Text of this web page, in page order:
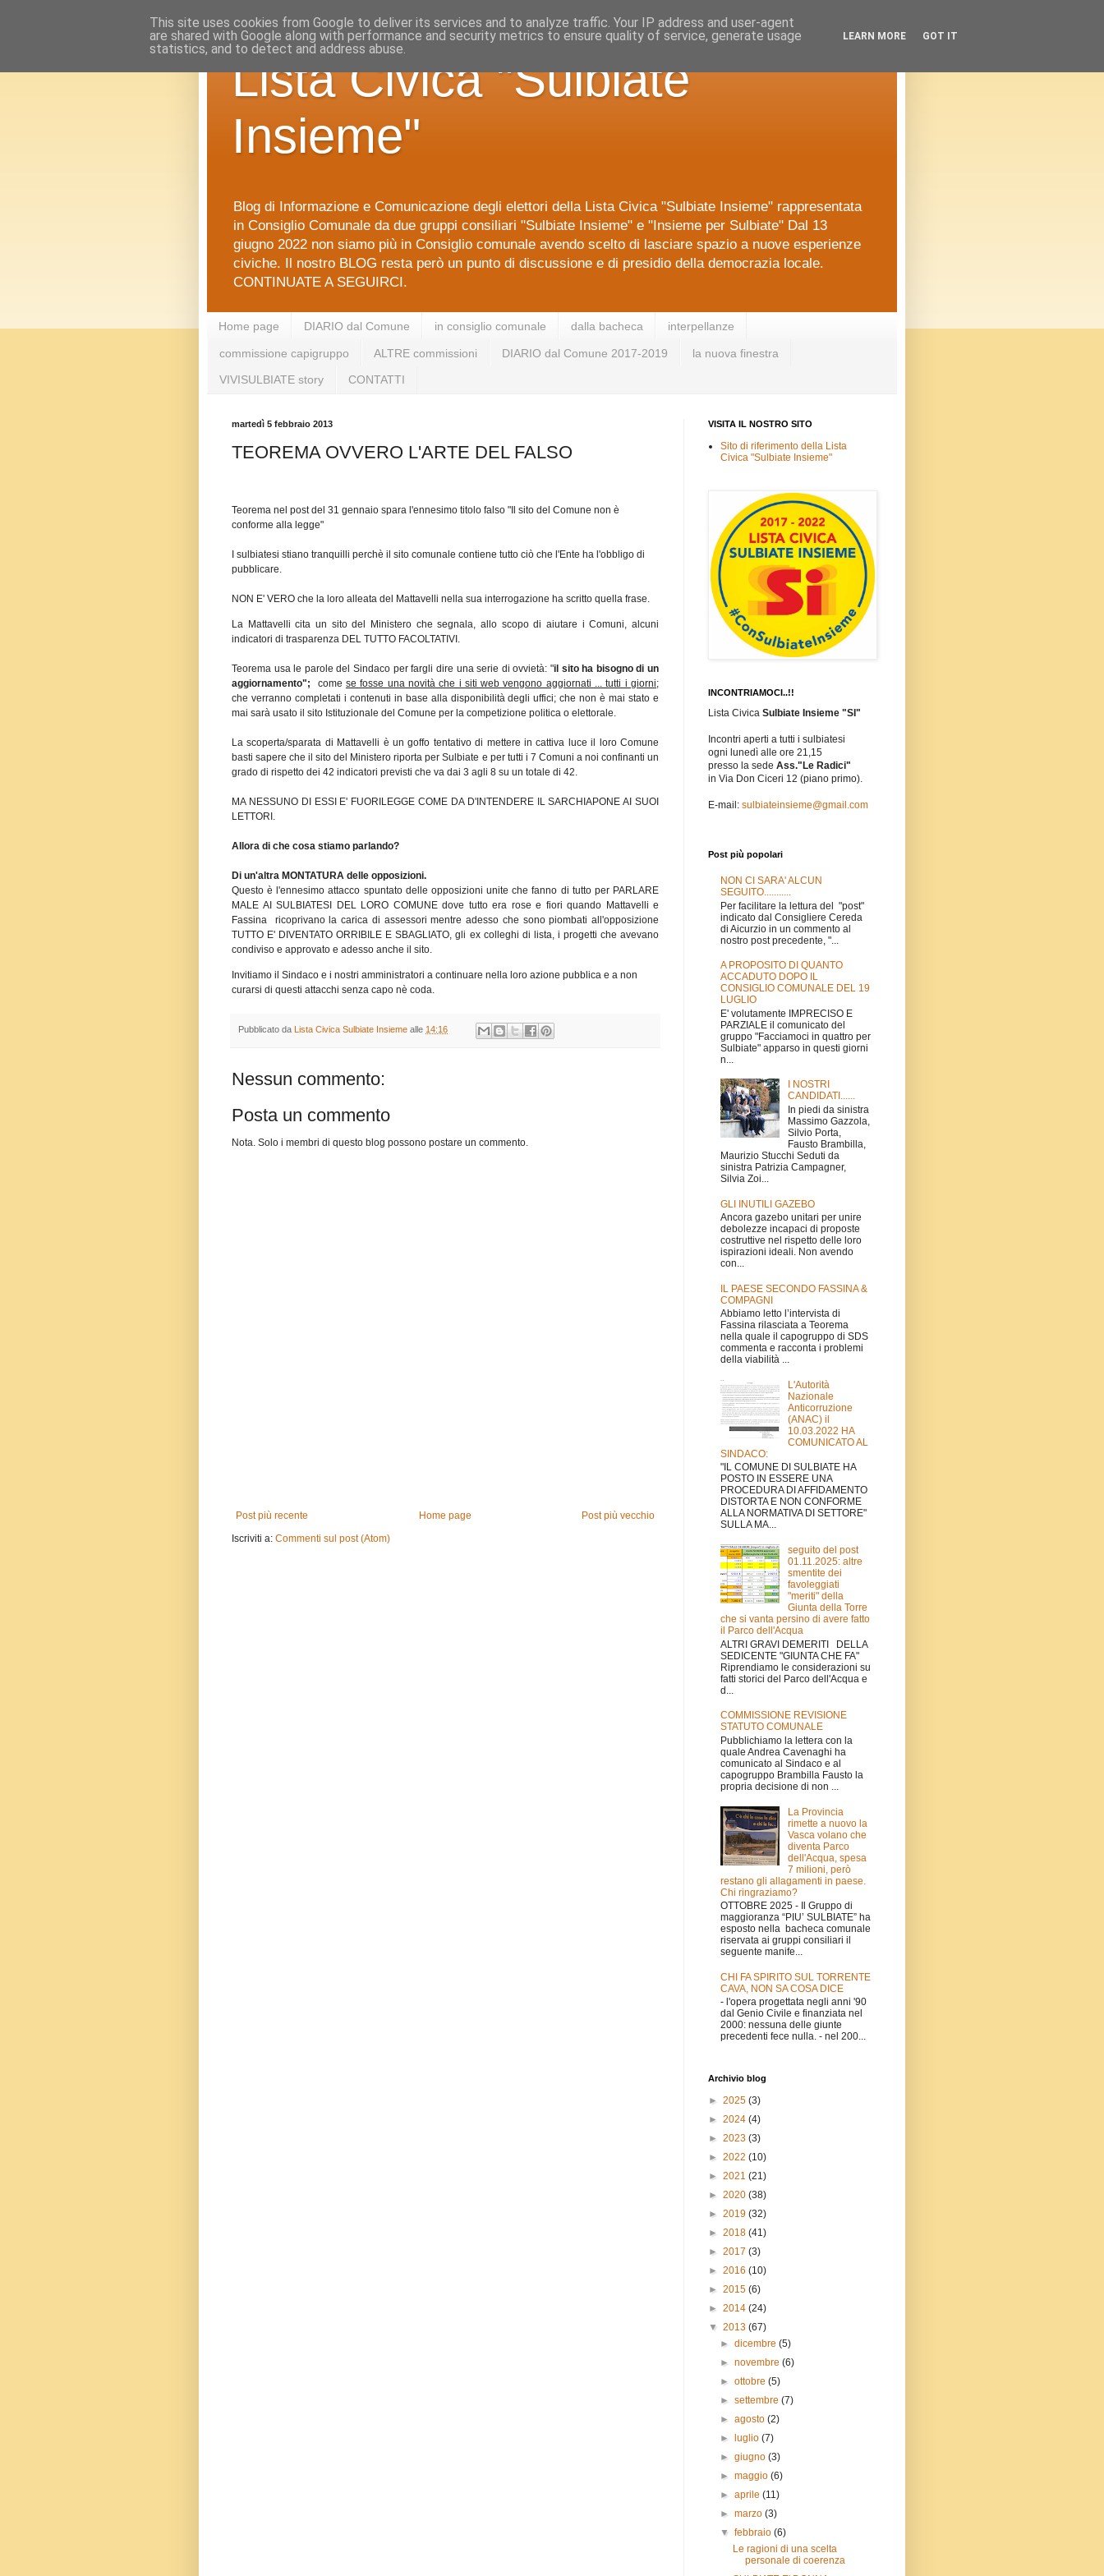
Lista Civica "Sulbiate
Insieme"
Blog di Informazione e Comunicazione degli elettori della Lista Civica "Sulbiate Insieme" rappresentata
in Consiglio Comunale da due gruppi consiliari "Sulbiate Insieme" e "Insieme per Sulbiate" Dal 13
giugno 2022 non siamo più in Consiglio comunale avendo scelto di lasciare spazio a nuove esperienze
civiche. Il nostro BLOG resta però un punto di discussione e di presidio della democrazia locale.
CONTINUATE A SEGUIRCI.
Home page DIARIO dal Comune in consiglio comunale dalla bacheca interpellanze
commissione capigruppo ALTRE commissioni DIARIO dal Comune 2017-2019 la nuova finestra
VIVISULBIATE story CONTATTI
martedì 5 febbraio 2013
TEOREMA OVVERO L'ARTE DEL FALSO
Teorema nel post del 31 gennaio spara l'ennesimo titolo falso "Il sito del Comune non è
conforme alla legge"
I sulbiatesi stiano tranquilli perchè il sito comunale contiene tutto ciò che l'Ente ha l'obbligo di
pubblicare.
NON E' VERO che la loro alleata del Mattavelli nella sua interrogazione ha scritto quella frase.
La Mattavelli cita un sito del Ministero che segnala, allo scopo di aiutare i Comuni, alcuni
indicatori di trasparenza DEL TUTTO FACOLTATIVI.
Teorema usa le parole del Sindaco per fargli dire una serie di ovvietà: "il sito ha bisogno di un
aggiornamento";
come se fosse una novità che i siti web vengono aggiornati ... tutti i giorni;
che verranno completati i contenuti in base alla disponibilità degli uffici; che non è mai stato e
mai sarà usato il sito Istituzionale del Comune per la competizione politica o elettorale.
La scoperta/sparata di Mattavelli è un goffo tentativo di mettere in cattiva luce il loro Comune
basti sapere che il sito del Ministero riporta per Sulbiate e per tutti i 7 Comuni a noi confinanti un
grado di rispetto dei 42 indicatori previsti che va dai 3 agli 8 su un totale di 42.
MA NESSUNO DI ESSI E' FUORILEGGE COME DA D'INTENDERE IL SARCHIAPONE AI SUOI
LETTORI.
Allora di che cosa stiamo parlando?
Di un'altra MONTATURA delle opposizioni.
Questo è l'ennesimo attacco spuntato delle opposizioni unite che fanno di tutto per PARLARE
MALE AI SULBIATESI DEL LORO COMUNE dove tutto era rose e fiori quando Mattavelli e
Fassina ricoprivano la carica di assessori mentre adesso che sono piombati all'opposizione
TUTTO E' DIVENTATO ORRIBILE E SBAGLIATO, gli ex colleghi di lista, i progetti che avevano
condiviso e approvato e adesso anche il sito.
Invitiamo il Sindaco e i nostri amministratori a continuare nella loro azione pubblica e a non
curarsi di questi attacchi senza capo nè coda.
Pubblicato da Lista Civica Sulbiate Insieme alle 14:16
Nessun commento:
Posta un commento
Nota. Solo i membri di questo blog possono postare un commento.
Post più recente Post più vecchio
Home page
Iscriviti a: Commenti sul post (Atom)
VISITA IL NOSTRO SITO
Sito di riferimento della Lista
Civica "Sulbiate Insieme"
INCONTRIAMOCI..!!
Lista Civica Sulbiate Insieme "SI"
Incontri aperti a tutti i sulbiatesi
ogni lunedì alle ore 21,15
presso la sede Ass."Le Radici"
in Via Don Ciceri 12 (piano primo).
E-mail: sulbiateinsieme@gmail.com
Post più popolari
NON CI SARA' ALCUN
SEGUITO...........
Per facilitare la lettura del "post"
indicato dal Consigliere Cereda
di Aicurzio in un commento al
nostro post precedente, "...
A PROPOSITO DI QUANTO
ACCADUTO DOPO IL
CONSIGLIO COMUNALE DEL 19
LUGLIO
E' volutamente IMPRECISO E
PARZIALE il comunicato del
gruppo "Facciamoci in quattro per
Sulbiate" apparso in questi giorni
n...
I NOSTRI
CANDIDATI......
In piedi da sinistra
Massimo Gazzola,
Silvio Porta,
Fausto Brambilla,
Maurizio Stucchi Seduti da
sinistra Patrizia Campagner,
Silvia Zoi...
GLI INUTILI GAZEBO
Ancora gazebo unitari per unire
debolezze incapaci di proposte
costruttive nel rispetto delle loro
ispirazioni ideali. Non avendo
con...
IL PAESE SECONDO FASSINA &
COMPAGNI
Abbiamo letto l’intervista di
Fassina rilasciata a Teorema
nella quale il capogruppo di SDS
commenta e racconta i problemi
della viabilità ...
L'Autorità
Nazionale
Anticorruzione
(ANAC) il
10.03.2022 HA
COMUNICATO AL
SINDACO:
"IL COMUNE DI SULBIATE HA
POSTO IN ESSERE UNA
PROCEDURA DI AFFIDAMENTO
DISTORTA E NON CONFORME
ALLA NORMATIVA DI SETTORE"
SULLA MA...
seguito del post
01.11.2025: altre
smentite dei
favoleggiati
"meriti" della
Giunta della Torre
che si vanta persino di avere fatto
il Parco dell'Acqua
ALTRI GRAVI DEMERITI DELLA
SEDICENTE "GIUNTA CHE FA"
Riprendiamo le considerazioni su
fatti storici del Parco dell'Acqua e
d...
COMMISSIONE REVISIONE
STATUTO COMUNALE
Pubblichiamo la lettera con la
quale Andrea Cavenaghi ha
comunicato al Sindaco e al
capogruppo Brambilla Fausto la
propria decisione di non ...
La Provincia
rimette a nuovo la
Vasca volano che
diventa Parco
dell'Acqua, spesa
7 milioni, però
restano gli allagamenti in paese.
Chi ringraziamo?
OTTOBRE 2025 - Il Gruppo di
maggioranza “PIU’ SULBIATE” ha
esposto nella bacheca comunale
riservata ai gruppi consiliari il
seguente manife...
CHI FA SPIRITO SUL TORRENTE
CAVA, NON SA COSA DICE
- l'opera progettata negli anni '90
dal Genio Civile e finanziata nel
2000: nessuna delle giunte
precedenti fece nulla. - nel 200...
Archivio blog
► 2025 (3)
► 2024 (4)
► 2023 (3)
► 2022 (10)
► 2021 (21)
► 2020 (38)
► 2019 (32)
► 2018 (41)
► 2017 (3)
► 2016 (10)
► 2015 (6)
► 2014 (24)
▼ 2013 (67)
►dicembre(5)
►novembre(6)
►ottobre(5)
►settembre(7)
►agosto(2)
►
luglio(7)
►giugno(3)
►maggio(6)
►aprile(11)
►marzo(3)
▼febbraio(6)
Le ragioni di una scelta
personale di coerenza
This site uses cookies from Google to deliver its services and to analyze traffic. Your IP address and user-agent
are shared with Google along with performance and security metrics to ensure quality of service, generate usage
statistics, and to detect and address abuse.
LEARN MORE GOT IT